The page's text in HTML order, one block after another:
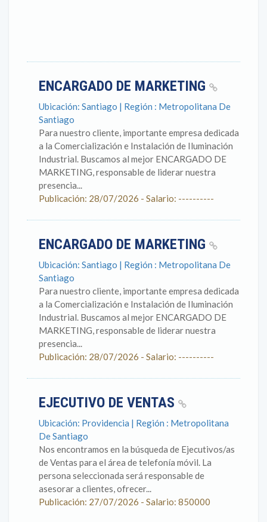
ENCARGADO DE MARKETING
Ubicación: Santiago | Región : Metropolitana De
Santiago
Para nuestro cliente, importante empresa dedicada
a la Comercialización e Instalación de Iluminación
Industrial. Buscamos al mejor ENCARGADO DE
MARKETING, responsable de liderar nuestra
presencia...
Publicación: 28/07/2026 - Salario: ----------
ENCARGADO DE MARKETING
Ubicación: Santiago | Región : Metropolitana De
Santiago
Para nuestro cliente, importante empresa dedicada
a la Comercialización e Instalación de Iluminación
Industrial. Buscamos al mejor ENCARGADO DE
MARKETING, responsable de liderar nuestra
presencia...
Publicación: 28/07/2026 - Salario: ----------
EJECUTIVO DE VENTAS
Ubicación: Providencia | Región : Metropolitana
De Santiago
Nos encontramos en la búsqueda de Ejecutivos/as
de Ventas para el área de telefonía móvil. La
persona seleccionada será responsable de
asesorar a clientes, ofrecer...
Publicación: 27/07/2026 - Salario: 850000